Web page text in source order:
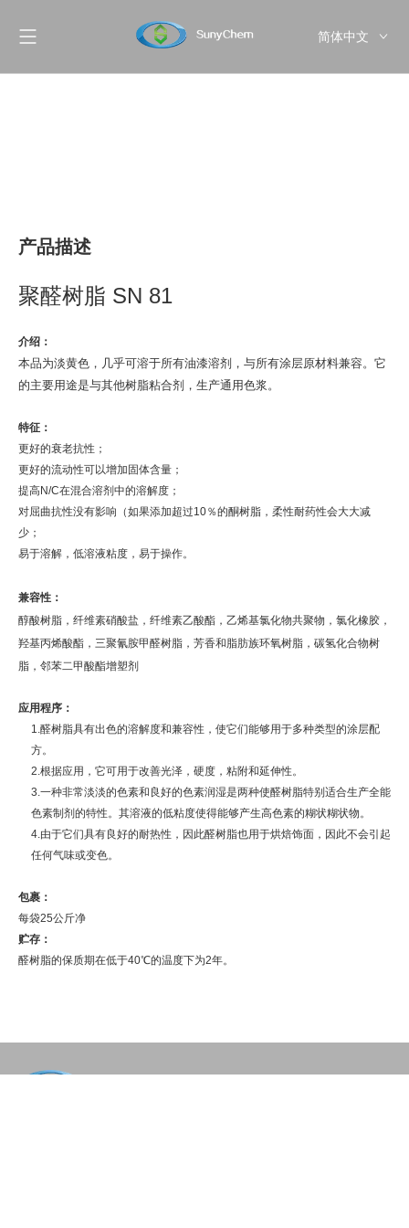
简体中文
产品描述
聚醛树脂 SN 81
介绍：
本品为淡黄色，几乎可溶于所有油漆溶剂，与所有涂层原材料兼容。它
的主要用途是与其他树脂粘合剂，生产通用色浆。
特征：
更好的衰老抗性；
更好的流动性可以增加固体含量；
提高N/C在混合溶剂中的溶解度；
对屈曲抗性没有影响（如果添加超过10％的酮树脂，柔性耐药性会大大减
少；
易于溶解，低溶液粘度，易于操作。
兼容性：
醇酸树脂， 纤维素硝酸盐， 纤维素乙酸酯， 乙烯基氯化物共聚物， 氯化橡胶，
羟基丙烯酸酯， 三聚氰胺甲醛树脂， 芳香和脂肪族环氧树脂， 碳氢化合物树
脂， 邻苯二甲酸酯增塑剂
应用程序：
1.醛树脂具有出色的溶解度和兼容性，使它们能够用于多种类型的涂层配
方。
2.根据应用，它可用于改善光泽，硬度，粘附和延伸性。
3.一种非常淡淡的色素和良好的色素润湿是两种使醛树脂特别适合生产全能
色素制剂的特性。其溶液的低粘度使得能够产生高色素的糊状糊状物。
4.由于它们具有良好的耐热性，因此醛树脂也用于烘焙饰面，因此不会引起
任何气味或变色。
包裹：
每袋25公斤净
贮存：
醛树脂的保质期在低于40℃的温度下为2年。